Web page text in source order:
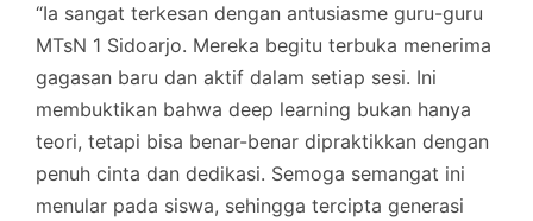
“Ia sangat terkesan dengan antusiasme guru-guru
MTsN 1 Sidoarjo. Mereka begitu terbuka menerima
gagasan baru dan aktif dalam setiap sesi. Ini
membuktikan bahwa deep learning bukan hanya
teori, tetapi bisa benar-benar dipraktikkan dengan
penuh cinta dan dedikasi. Semoga semangat ini
menular pada siswa, sehingga tercipta generasi